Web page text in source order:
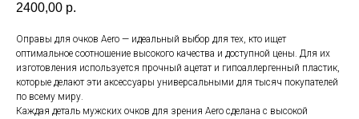
2400,00 р.
Оправы для очков Aero — идеальный выбор для тех, кто ищет
оптимальное соотношение высокого качества и доступной цены. Для их
изготовления используется прочный ацетат и гипоаллергенный пластик,
которые делают эти аксессуары универсальными для тысяч покупателей
по всему миру.
Каждая деталь мужских очков для зрения Aero сделана с высокой